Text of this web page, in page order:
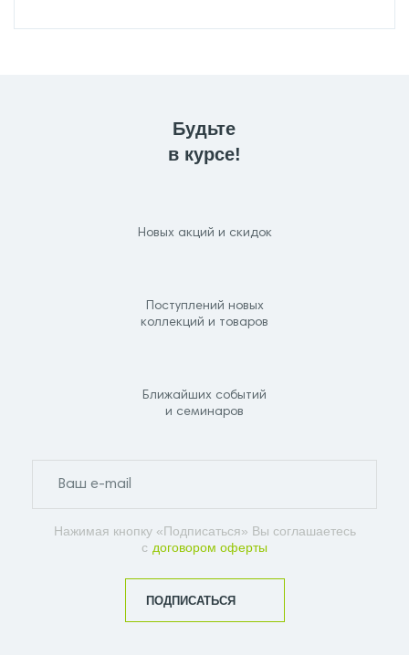
Будьте
в курсе!
Новых акций и скидок
Поступлений новых
коллекций и товаров
Ближайших событий
и семинаров
Нажимая кнопку «Подписаться» Вы соглашаетесь
с договором оферты
ПОДПИСАТЬСЯ